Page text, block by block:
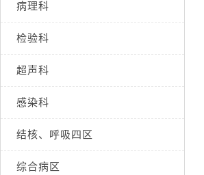
病理科
检验科
超声科
感染科
结核、呼吸四区
综合病区